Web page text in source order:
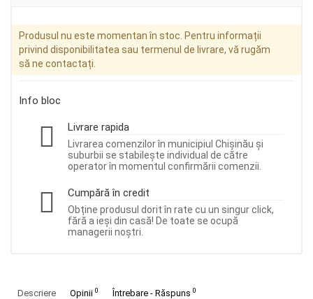
Produsul nu este momentan în stoc. Pentru informații
privind disponibilitatea sau termenul de livrare, vă rugăm
să ne contactați.
Info bloc
Livrare rapida
Livrarea comenzilor în municipiul Chișinău și
suburbii se stabilește individual de către
operator în momentul confirmării comenzii.
Cumpără în credit
Obține produsul dorit în rate cu un singur click,
fără a ieși din casă! De toate se ocupă
managerii noștri.
Descriere Opinii 0 Întrebare - Răspuns 0